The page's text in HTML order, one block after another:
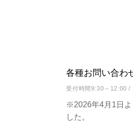
各種お問い合わ
受付時間9:30～12:00 /
※2026年4月1日よ
した。